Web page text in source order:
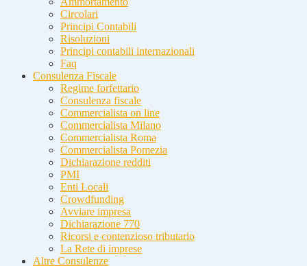
Circolari
Principi Contabili
Risoluzioni
Principi contabili internazionali
Faq
Consulenza Fiscale
Regime forfettario
Consulenza fiscale
Commercialista on line
Commercialista Milano
Commercialista Roma
Commercialista Pomezia
Dichiarazione redditi
PMI
Enti Locali
Crowdfunding
Avviare impresa
Dichiarazione 770
Ricorsi e contenzioso tributario
La Rete di imprese
Altre Consulenze